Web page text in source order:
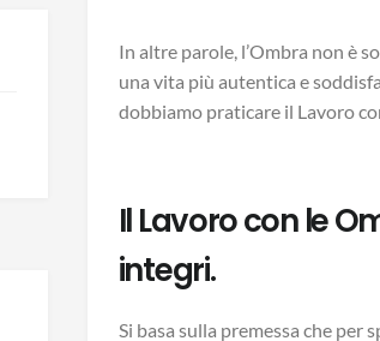
In altre parole, l’Ombra non è
una vita più autentica e
dobbiamo praticare il Lavoro
Il Lavoro con le
integri.
Si basa sulla premessa che per